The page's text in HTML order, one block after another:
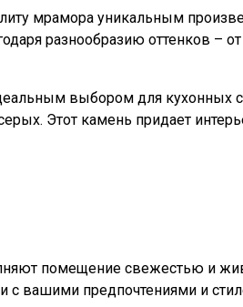
мрамора уникальным
разнообразию оттенков –
выбором для кухонных
Этот камень придает
помещение свежестью и
с вашими предпочтениями и